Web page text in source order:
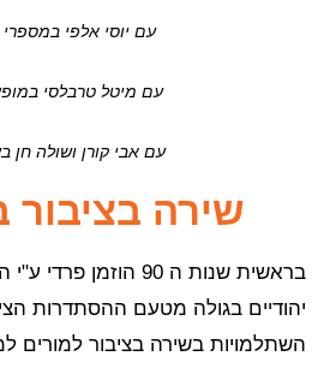
עם יוסי אלפי במספרי
עם מיטל טרבלסי
עם אבי קורן ושולה חן
שירה בציבור
בראשית שנות ה 90
יהודיים בגולה מטעם ההסתדרות
השתלמויות בשירה בציבור למורים